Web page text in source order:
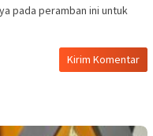
pada peramban ini untuk